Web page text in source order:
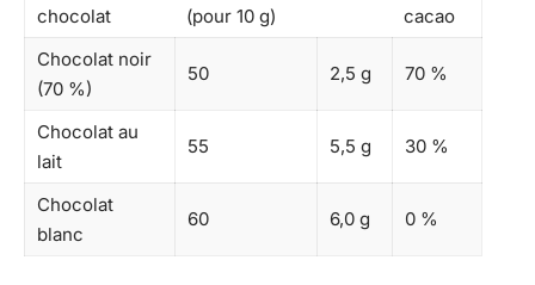
chocolat
(pour 10 g)
cacao
Chocolat noir
(70 %)
50 2,5 g 70 %
Chocolat au
lait
55 5,5 g 30 %
Chocolat
blanc
60 6,0 g 0 %